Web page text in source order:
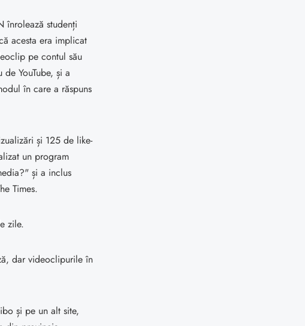
înrolează studenți
acesta era implicat
pe contul său
YouTube, și a
în care a răspuns
și 125 de like-
un program
și a inclus
Times.
zile.
dar videoclipurile în
și pe un alt site,